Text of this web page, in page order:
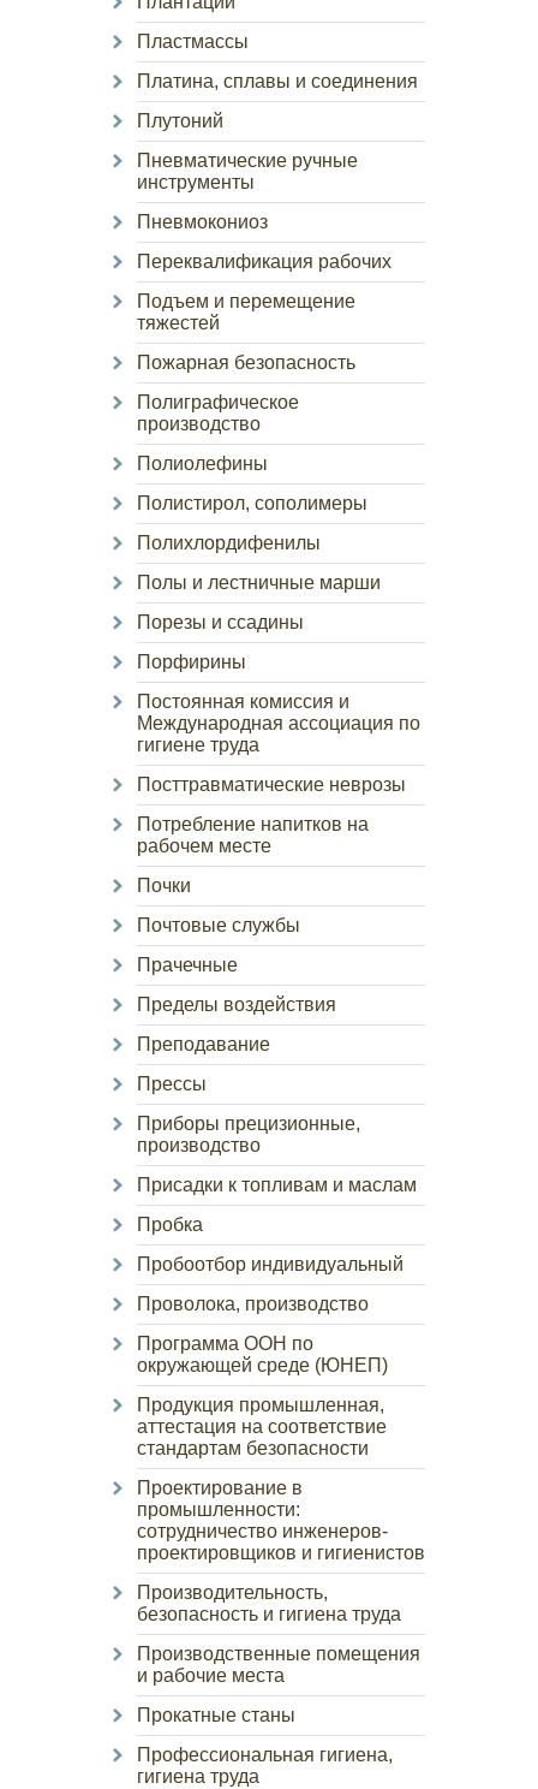
Пластмассы
Платина, сплавы и соединения
Плутоний
Пневматические ручные
инструменты
Пневмокониоз
Переквалификация рабочих
Подъем и перемещение
тяжестей
Пожарная безопасность
Полиграфическое
производство
Полиолефины
Полистирол, сополимеры
Полихлордифенилы
Полы и лестничные марши
Порезы и ссадины
Порфирины
Постоянная комиссия и
Международная ассоциация по
гигиене труда
Посттравматические неврозы
Потребление напитков на
рабочем месте
Почки
Почтовые службы
Прачечные
Пределы воздействия
Преподавание
Прессы
Приборы прецизионные,
производство
Присадки к топливам и маслам
Пробка
Пробоотбор индивидуальный
Проволока, производство
Программа ООН по
окружающей среде (ЮНЕП)
Продукция промышленная,
аттестация на соответствие
стандартам безопасности
Проектирование в
промышленности:
сотрудничество инженеров-
проектировщиков и гигиенистов
Производительность,
безопасность и гигиена труда
Производственные помещения
и рабочие места
Прокатные станы
Профессиональная гигиена,
гигиена труда